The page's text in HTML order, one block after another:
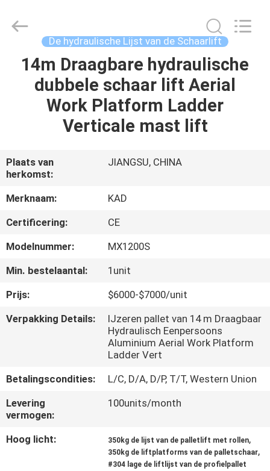
HUIS
PRODUCTEN
ONGEVEER
ONS
FABRIEKSREIS
KWALITEITSCONTROLE
CONTACTEER
NIEUWS
VERZOEK
OM EEN
Co.,Ltd.
De hydraulische Lijst van de Schaarlift
14m Draagbare hydraulische
dubbele schaar lift Aerial
Work Platform Ladder
Verticale mast lift
Plaats van
herkomst:
JIANGSU, CHINA
Merknaam:
KAD
Certificering:
CE
Modelnummer:
MX1200S
Min. bestelaantal:
1unit
Prijs:
$6000-$7000/unit
Verpakking Details:
IJzeren pallet van 14 m Draagbaar
Hydraulisch Eenpersoons
Aluminium Aerial Work Platform
Ladder Vert
Betalingscondities:
L/C, D/A, D/P, T/T, Western Union
Levering
vermogen:
100units/month
Hoog licht: 350kg de lijst van de palletlift met rollen,
350kg de liftplatforms van de palletschaar,
#304 lage de liftlijst van de profielpallet